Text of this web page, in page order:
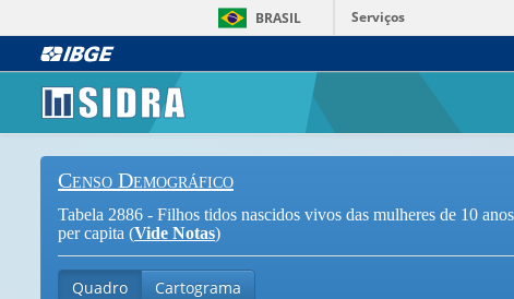
BRASIL Serviços
Censo Demográfico
Tabela 2886 - Filhos tidos nascidos vivos das mulheres de 10
per capita (Vide Notas)
Quadro Cartograma